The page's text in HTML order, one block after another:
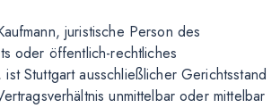
juristische Person des
oder öffentlich-rechtliches
Stuttgart ausschließlicher Gerichtsstand
unmittelbar oder mittelbar